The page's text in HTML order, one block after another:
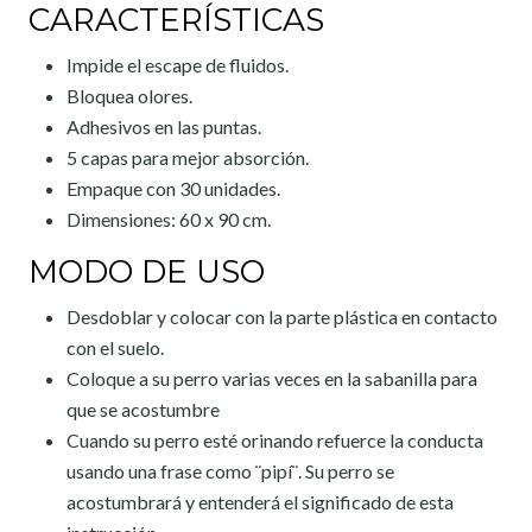
CARACTERÍSTICAS
Impide el escape de fluidos.
Bloquea olores.
Adhesivos en las puntas.
5 capas para mejor absorción.
Empaque con 30 unidades.
Dimensiones: 60 x 90 cm.
MODO DE USO
Desdoblar y colocar con la parte plástica en contacto
con el suelo.
Coloque a su perro varias veces en la sabanilla para
que se acostumbre
Cuando su perro esté orinando refuerce la conducta
usando una frase como ¨pipí¨. Su perro se
acostumbrará y entenderá el significado de esta